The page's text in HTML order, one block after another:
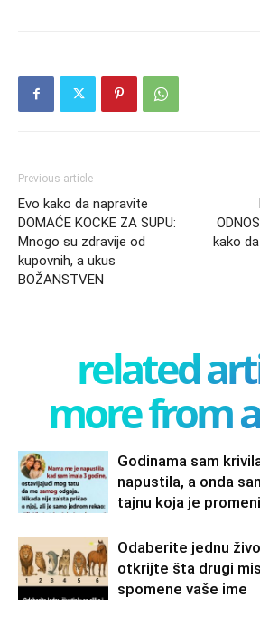
Previous article
Evo kako da napravite
DOMAĆE KOCKE ZA SUPU:
Mnogo su zdravije od
kupovnih, a ukus
BOŽANSTVEN
kako
related
more from
Godinama sam
napustila, a onda
tajnu koja je
Odaberite jednu
otkrijte šta drugi
spomene vaše ime